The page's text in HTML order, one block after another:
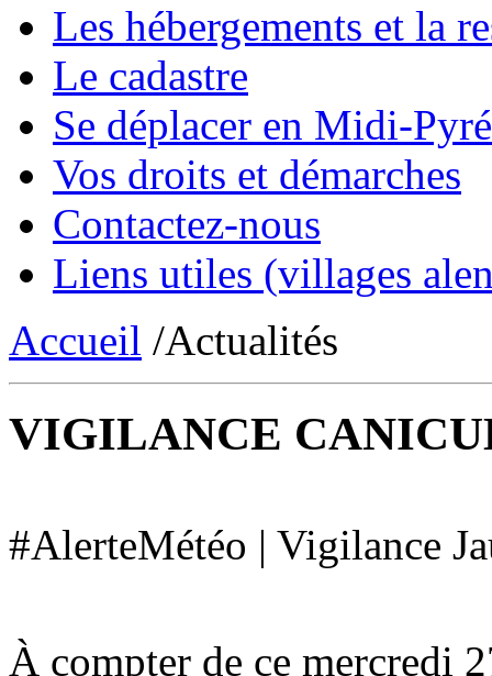
Les hébergements et la
Le cadastre
Se déplacer en Midi-
Vos droits et démarches
Contactez-nous
Liens utiles (villages
Accueil /Actualités
VIGILANCE
#AlerteMétéo | Vigilance
À compter de ce mercredi